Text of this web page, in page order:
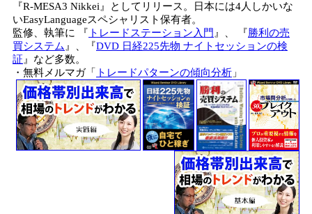
『R-MESA3 Nikkei』としてリリース。日本には4人しかいな
いEasyLanguageスペシャリスト保有者。
監修、執筆に 『 トレードステーション入門 』、 『勝利の売
買システム 』、『DVD 日経225先物 ナイトセッションの検
証 』など多数。
・無料メルマガ「
トレードパターンの傾向分析 」